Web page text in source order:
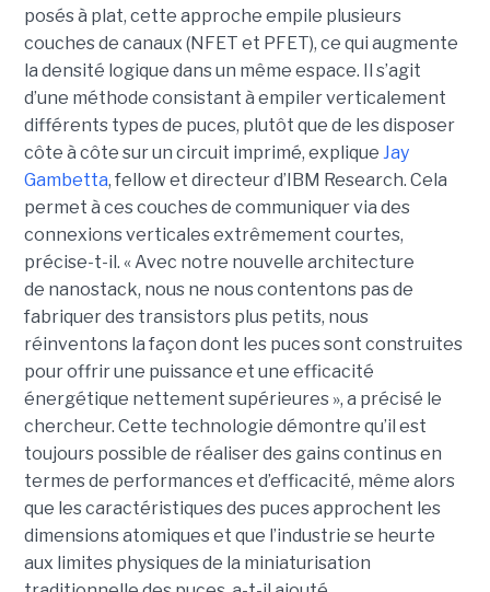
posés à plat, cette approche empile plusieurs
couches de canaux (NFET et PFET), ce qui augmente
la densité logique dans un même espace. Il s’agit
d’une méthode consistant à empiler verticalement
différents types de puces, plutôt que de les disposer
côte à côte sur un circuit imprimé, explique Jay
Gambetta, fellow et directeur d’IBM Research. Cela
permet à ces couches de communiquer via des
connexions verticales extrêmement courtes,
précise-t-il. « Avec notre nouvelle architecture
de nanostack, nous ne nous contentons pas de
fabriquer des transistors plus petits, nous
réinventons la façon dont les puces sont construites
pour offrir une puissance et une efficacité
énergétique nettement supérieures », a précisé le
chercheur. Cette technologie démontre qu’il est
toujours possible de réaliser des gains continus en
termes de performances et d’efficacité, même alors
que les caractéristiques des puces approchent les
dimensions atomiques et que l’industrie se heurte
aux limites physiques de la miniaturisation